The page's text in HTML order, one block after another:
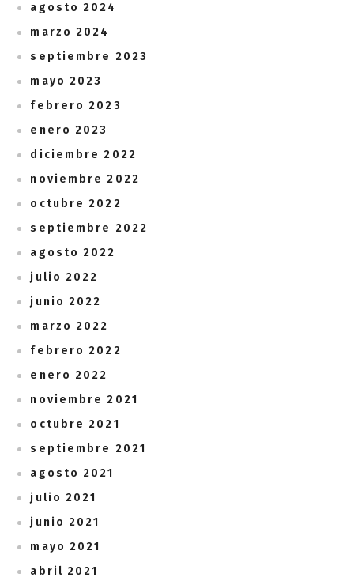
agosto 2024
marzo 2024
septiembre 2023
mayo 2023
febrero 2023
enero 2023
diciembre 2022
noviembre 2022
octubre 2022
septiembre 2022
agosto 2022
julio 2022
junio 2022
marzo 2022
febrero 2022
enero 2022
noviembre 2021
octubre 2021
septiembre 2021
agosto 2021
julio 2021
junio 2021
mayo 2021
abril 2021